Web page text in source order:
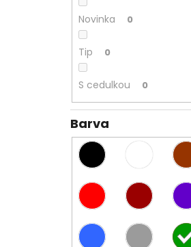
Novinka 0
Tip 0
S cedulkou 0
Barva